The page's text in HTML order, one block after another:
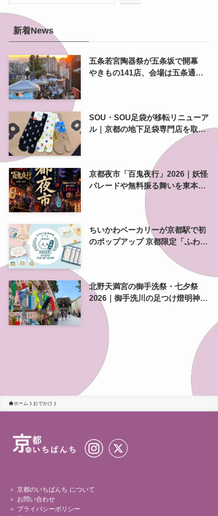
新着News
五条若宮陶器祭が五条坂で開幕
やきもの141店、会場は五条通の
SOU・SOU足袋が移転リニューア
ル｜京都の地下足袋専門店を取
材、人気商品や京都土産も紹介
京都夜市「百鬼夜行」2026｜妖怪
パレードや無料振る舞いを東本願
ちいかわベーカリーが京都駅で初
のポップアップ 京都限定「ふわふ
わおたべキャラメル」も、8月13
北野天満宮の御手洗祭・七夕祭
2026｜御手洗川の足つけ燈明神事
で涼む夏の夜
ホーム おでかけ
＞ 京都のいちばんち について
＞ お問い合わせ
＞ プライバシーポリシー